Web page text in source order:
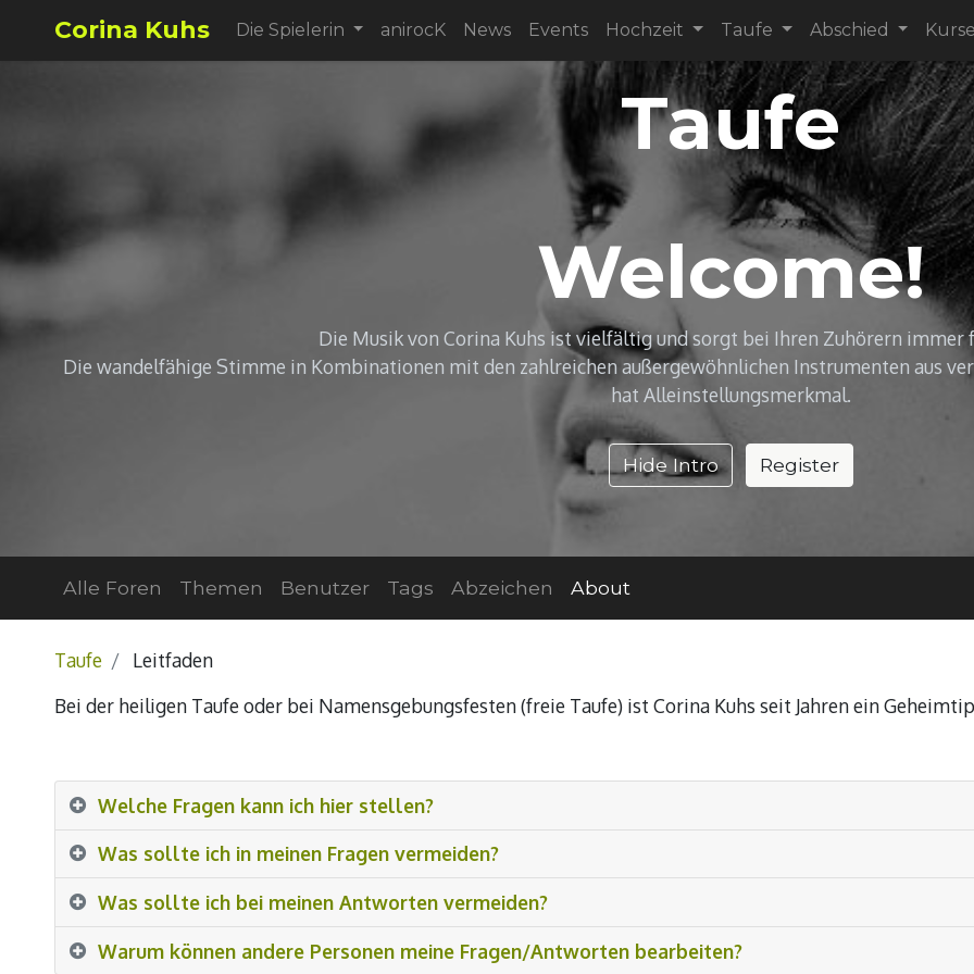
Corina Kuhs Die Spielerin anirocK News Events Hochzeit Taufe Abschied
Taufe
Welcome!
Die Musik von Corina Kuhs ist vielfältig und sorgt bei Ihren Zuhörern immer
Die wandelfähige Stimme in Kombinationen mit den zahlreichen außergewöhnlichen Instrumenten aus
hat Alleinstellungsmerkmal.
Hide Intro Register
Alle Foren Themen Benutzer Tags Abzeichen About
Taufe
Leitfaden
Bei der heiligen Taufe oder bei Namensgebungsfesten (freie Taufe) ist Corina Kuhs seit Jahren ein
Welche Fragen kann ich hier stellen?
Was sollte ich in meinen Fragen vermeiden?
Was sollte ich bei meinen Antworten vermeiden?
Warum können andere Personen meine Fragen/Antworten bearbeiten?